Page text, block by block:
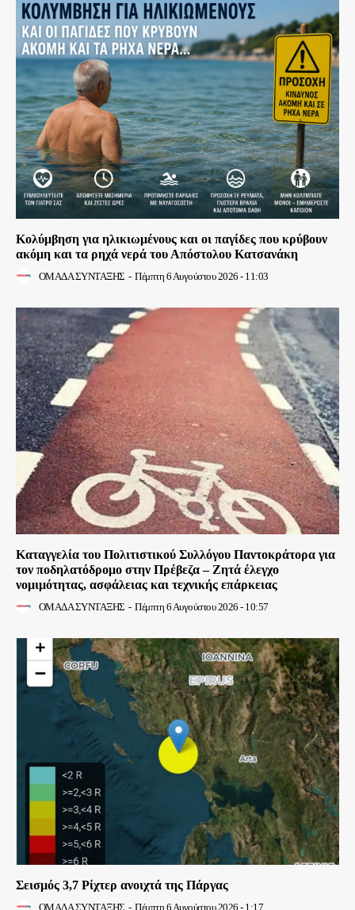
Κολύμβηση για ηλικιωμένους και οι παγίδες που κρύβουν
ακόμη και τα ρηχά νερά του Απόστολου Κατσανάκη
ΟΜΑΔΑ ΣΥΝΤΑΞΗΣ - Πέμπτη 6 Αυγούστου 2026 - 11:03
Καταγγελία του Πολιτιστικού Συλλόγου Παντοκράτορα για
τον ποδηλατόδρομο στην Πρέβεζα – Ζητά έλεγχο
νομιμότητας, ασφάλειας και τεχνικής επάρκειας
ΟΜΑΔΑ ΣΥΝΤΑΞΗΣ - Πέμπτη 6 Αυγούστου 2026 - 10:57
Σεισμός 3,7 Ρίχτερ ανοιχτά της Πάργας
ΟΜΑΔΑ ΣΥΝΤΑΞΗΣ - Πέμπτη 6 Αυγούστου 2026 - 1:17